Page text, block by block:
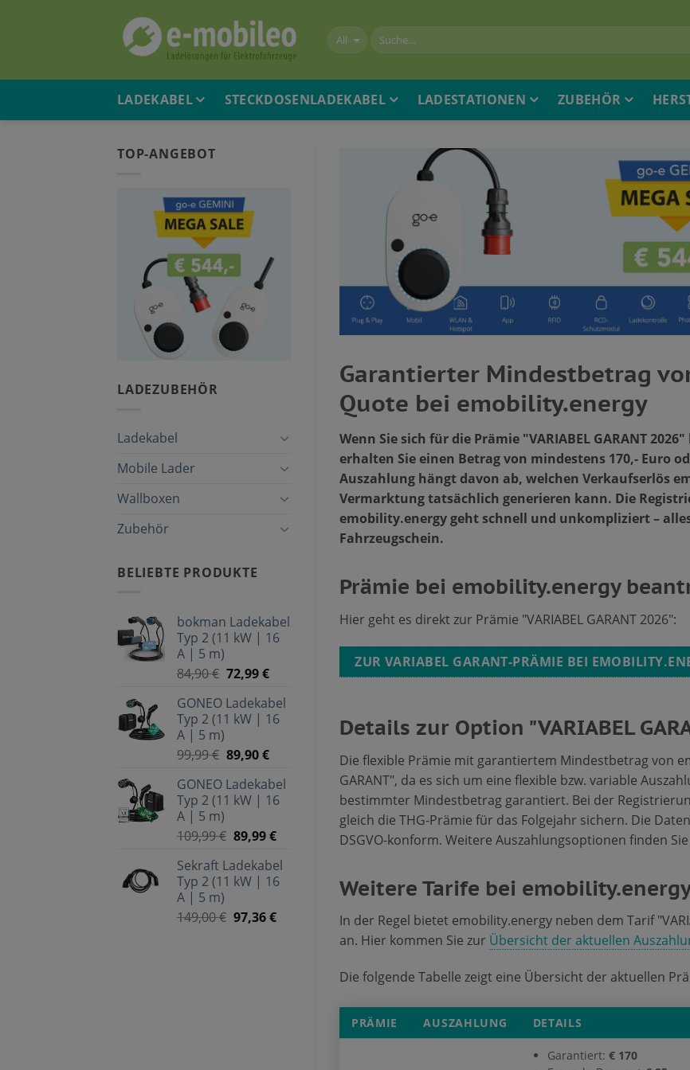
LADEKABEL STECKDOSENLADEKABEL LADESTATIONEN ZUBEHÖR
TOP-ANGEBOT
LADEZUBEHÖR
Ladekabel
Mobile Lader
Wallboxen
Zubehör
BELIEBTE PRODUKTE
bokman Ladekabel
Typ 2 (11 kW | 16
A | 5 m)
84,90€ 72,99€
GONEO Ladekabel
Typ 2 (11 kW | 16
A | 5 m)
99,99€ 89,90€
GONEO Ladekabel
Typ 2 (11 kW | 16
A | 5 m)
109,99€ 89,99€
Sekraft Ladekabel
Typ 2 (11 kW | 16
A | 5 m)
149,00€ 97,36€
Garantierter Mindestbetrag
Quote bei emobility.energy
Wenn Sie sich für die Prämie "VARIABEL GARANT 2026″
erhalten Sie einen Betrag von mindestens 170,- Euro
Auszahlung hängt davon ab, welchen Verkaufserlös
Vermarktungtatsächlich generieren kann. Die
emobility.energy geht schnell und unkompliziert –
Fahrzeugschein.
Prämie bei emobility.energy
Hier geht es direkt zur Prämie "VARIABEL GARANT 2026″:
ZUR VARIABEL GARANT-PRÄMIE BEI
Details zur Option "VARIABEL
Die flexible Prämie mit garantiertem Mindestbetrag von
GARANT", da es sich um eine flexible bzw. variable
bestimmter Mindestbetrag garantiert. Bei der
gleich die THG-Prämie für das Folgejahr sichern. Die
DSGVO-konform. Weitere Auszahlungsoptionen finden
Weitere Tarife bei
In der Regel bietet emobility.energy neben dem Tarif
an. Hier kommen Sie zur Übersicht der aktuellen
Die folgende Tabelle zeigt eine Übersicht der aktuellen
PRÄMIE AUSZAHLUNG DETAILS
Garantiert:€ 170